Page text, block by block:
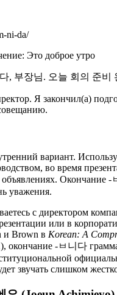
ni-da/
: Это доброе утро
, 부장님. 오늘 회의 준비
Я закончил(а)
вариант.
во время
Окончание -
уважения.
с директором
или в
и Brown в Korean: A
окончание -ㅂ니다
звучать слишком